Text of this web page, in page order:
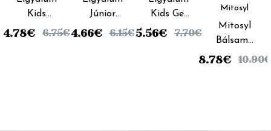
Kids
Escova
4.78€ 6.75€
Júnior
Escova
4.66€ 6.15€
Kids Gel
Dentário
5.56€ 7.70€
Mitosyl
Mitosyl
Bálsamo
Primeiros
8.78€ 10.90€